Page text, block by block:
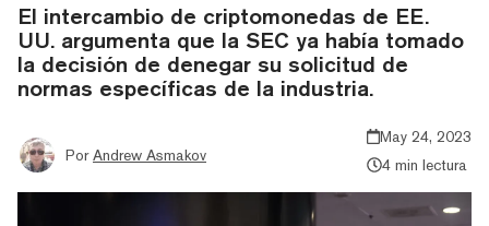
El intercambio de criptomonedas de EE.
UU. argumenta que la SEC ya había tomado
la decisión de denegar su solicitud de
normas específicas de la industria.
Por Andrew Asmakov
May 24, 2023
4 min lectura